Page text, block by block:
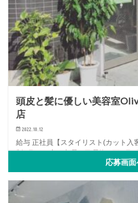
頭皮と髪に優しい美容室
店
2022.10.12
給与 正社員【スタイリスト(カット入
制 (月に一度、土曜か日曜休み可
応募画